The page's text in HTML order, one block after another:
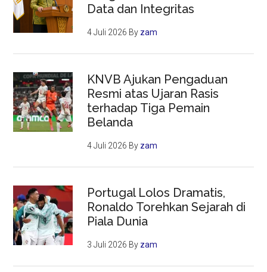
Data dan Integritas
4 Juli 2026 By zam
KNVB Ajukan Pengaduan
Resmi atas Ujaran Rasis
terhadap Tiga Pemain
Belanda
4 Juli 2026 By zam
Portugal Lolos Dramatis,
Ronaldo Torehkan Sejarah di
Piala Dunia
3 Juli 2026 By zam